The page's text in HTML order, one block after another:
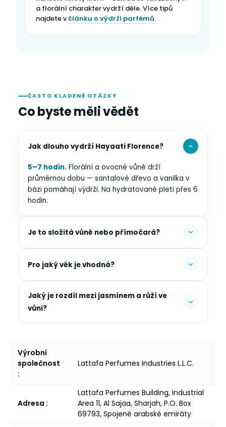
a florální charakter vydrží déle. Více tipů
najdete včlánku o výdrži parfémů.
ČASTO KLADENÉ OTÁZKY
Co byste měli vědět
Jak dlouho vydrží Hayaati Florence?
5–7 hodin. Florální a ovocné vůně drží
průměrnou dobu — santalové dřevo a vanilka v
bázi pomáhají výdrži. Na hydratované pleti přes 6
hodin.
Je to složitá vůně nebo přímočará?
Pro jaký věk je vhodná?
Jaký je rozdíl mezi jasmínem a růží ve
vůni?
Výrobní
společnost
:
Lattafa Perfumes Industries L.L.C.
Adresa :
Lattafa Perfumes Building, Industrial
Area 11, Al Sajaa, Sharjah, P.O. Box
69793, Spojené arabské emiráty